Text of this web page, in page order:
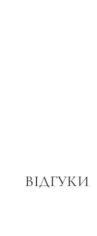
ВІДГУКИ